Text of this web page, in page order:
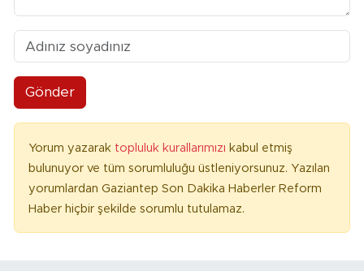
Gönder
Yorum yazarak topluluk kurallarımızı kabul etmiş
bulunuyor ve tüm sorumluluğu üstleniyorsunuz. Yazılan
yorumlardan Gaziantep Son Dakika Haberler Reform
Haber hiçbir şekilde sorumlu tutulamaz.